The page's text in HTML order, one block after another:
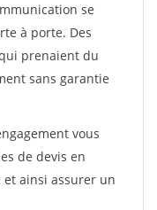
se
à porte. Des
prenaient du
sans garantie
vous
de devis en
ainsi assurer un